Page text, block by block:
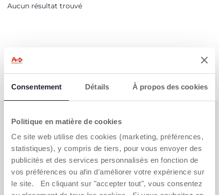
Consentement Détails À propos des cookies
Politique en matière de cookies
Ce site web utilise des cookies (marketing, préférences,
statistiques), y compris de tiers, pour vous envoyer des
publicités et des services personnalisés en fonction de
vos préférences ou afin d'améliorer votre expérience sur
le site. En cliquant sur "accepter tout", vous consentez
Aucun résultat trouvé
S'ABONNER À LA NEWSLETTER
Immédiatement pour vous un bon de 10 € à
dépenser en ligne.